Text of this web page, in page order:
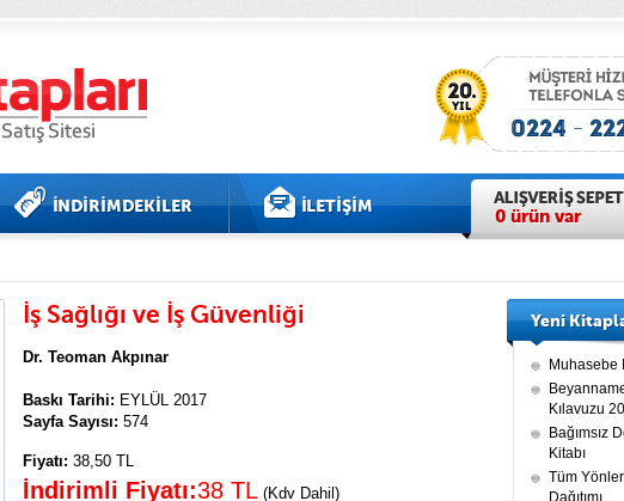
0ürün var
İş Sağlığı ve İş Güvenliği
Dr. Teoman Akpınar
Baskı Tarihi: EYLÜL 2017
Sayfa Sayısı: 574
Fiyatı: 38,50 TL
İndirimli Fiyatı:38 TL (Kdv Dahil)
Yeni
Muhasebe
Kılavuzu
Bağımsız
Kitabı
Tüm
Dağıtımı